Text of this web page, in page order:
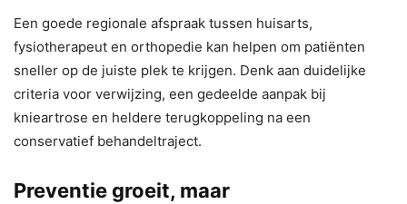
Een goede regionale afspraak tussen huisarts,
fysiotherapeut en orthopedie kan helpen om patiënten
sneller op de juiste plek te krijgen. Denk aan duidelijke
criteria voor verwijzing, een gedeelde aanpak bij
knieartrose en heldere terugkoppeling na een
conservatief behandeltraject.
Preventie groeit, maar